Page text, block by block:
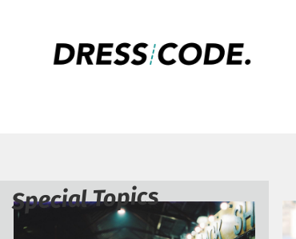
Special Topics